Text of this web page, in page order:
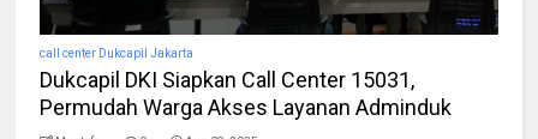
call center Dukcapil Jakarta
Dukcapil DKI Siapkan Call Center 15031,
Permudah Warga Akses Layanan Adminduk